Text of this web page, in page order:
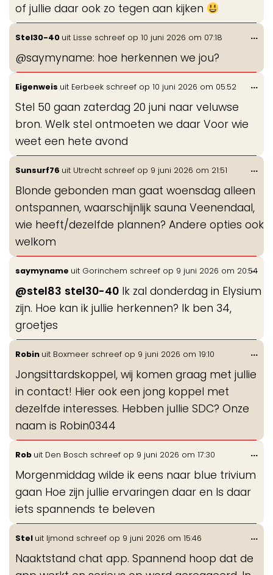
of jullie daar ook zo tegen aan kijken
Stel30-40 uit Lisse schreef op 10 juni 2026 om 07:18
@saymyname: hoe herkennen we jou?
...
Eigenweis uit Eerbeek schreef op 10 juni 2026 om 05:52
Stel 50 gaan zaterdag 20 juni naar veluwse
bron. Welk stel ontmoeten we daar Voor wie
weet een hete avond
...
Sunsurf76 uit Utrecht schreef op 9 juni 2026 om 21:51
Blonde gebonden man gaat woensdag alleen
ontspannen, waarschijnlijk sauna Veenendaal,
wie heeft/dezelfde plannen? Andere opties ook
welkom
...
saymyname uit Gorinchem schreef op 9 juni 2026 om 20:54
@stel83 stel30-40 Ik zal donderdag in Elysium
zijn. Hoe kan ik jullie herkennen? Ik ben 34,
groetjes
...
Robin uit Boxmeer schreef op 9 juni 2026 om 19:10
Jongsittardskoppel, wij komen graag met jullie
in contact! Hier ook een jong koppel met
dezelfde interesses. Hebben jullie SDC? Onze
naam is Robin0344
...
Rob uit Den Bosch schreef op 9 juni 2026 om 17:30
Morgenmiddag wilde ik eens naar blue trivium
gaan Hoe zijn jullie ervaringen daar en Is daar
iets spannends te beleven
...
Stel uit Ijmond schreef op 9 juni 2026 om 15:46
Naaktstand chat app. Spannend hoop dat de
...